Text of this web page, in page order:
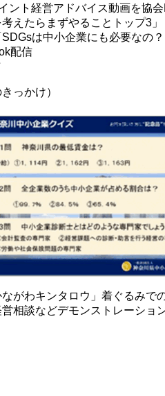
ント経営アドバイス動画を協
考えたらまずやることトップ3
SDGsは中小企業にも必要な
配信
っかけ）
がわキンタロウ」着ぐるみで
相談などデモンストレーショ